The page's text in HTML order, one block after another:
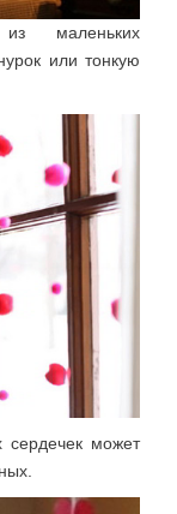
маленьких
или тонкую
сердечек может